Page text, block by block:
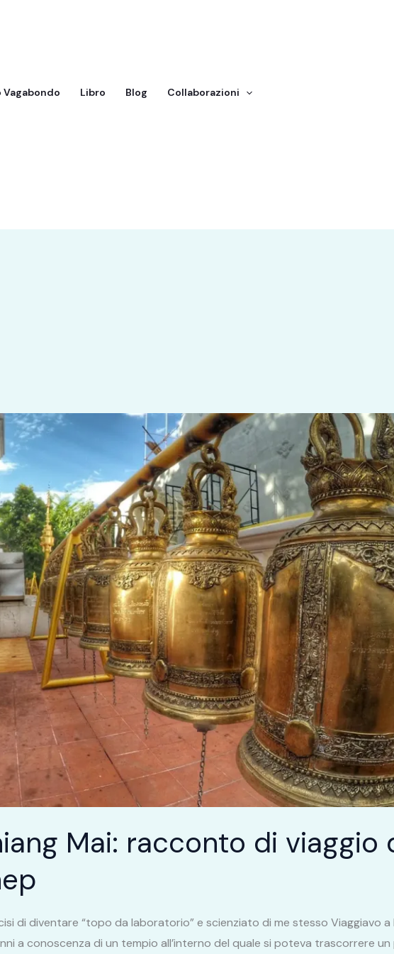
Vagabondo Libro Blog Collaborazioni
Mai: racconto di viaggio
di diventare “topo da laboratorio” e scienziato di me stesso Viaggiavo a
a conoscenza di un tempio all’interno del quale si poteva trascorrere